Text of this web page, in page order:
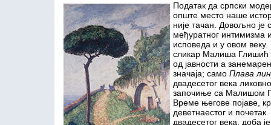
Податак да српски
опште место наше
није тачан. Довољно је
међуратног интимизма
исповеда и у овом веку.
сликар Малиша
од јавности а
значаја; само Плава
двадесетог века
започиње са Малишом
Време његове појаве,
деветнаестог и почетак
двадесетог века, доба је